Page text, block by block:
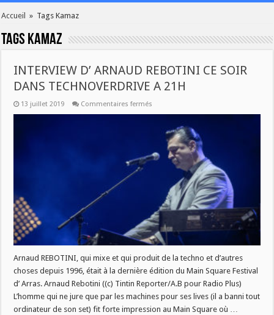
Accueil » Tags Kamaz
Tags Kamaz
INTERVIEW D’ ARNAUD REBOTINI CE SOIR
DANS TECHNOVERDRIVE A 21H
13 juillet 2019 Commentaires fermés
ARNAUD
REBOTINI
SOIR
DANS
TECHNOVERDRIVE
Arnaud REBOTINI, qui mixe et qui produit de la techno et d’autres
choses depuis 1996, était à la dernière édition du Main Square Festival
d’ Arras. Arnaud Rebotini ((c) Tintin Reporter/A.B pour Radio Plus)
L’homme qui ne jure que par les machines pour ses lives (il a banni tout
ordinateur de son set) fit forte impression au Main Square où …